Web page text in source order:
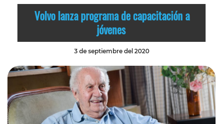
Volvo lanza programa de capacitación a
jóvenes
3 de septiembre del 2020